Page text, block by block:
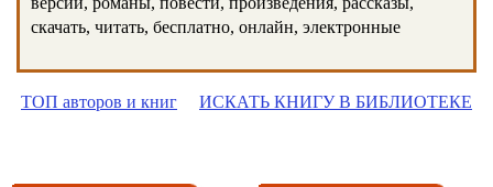
скачать, читать, бесплатно, онлайн, электронные
ТОП авторов и книг ИСКАТЬ КНИГУ В БИБЛИОТЕКЕ